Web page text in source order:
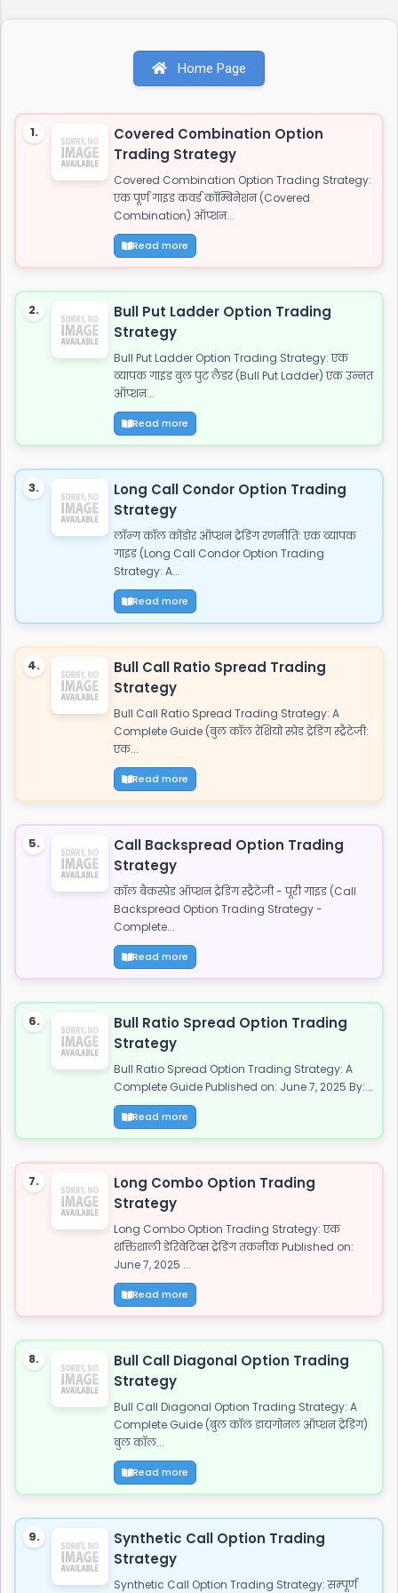
यारो के यार है जाट, और दुशमन के लिये तुफान है जाट, तभी
तो दुनिया कहती है बाप रे खतरनाक है जाट..!!" इस शायरी को
अटीट्यूड स्टेटस "ये आवाज नही जाट कि दहाड़ है, अकेले भी
खडे सामने हो जाये तो...
Home Page
1.
Covered Combination Option
Trading Strategy
Covered Combination Option Trading Strategy:
एक पूर्ण गाइड कवर्ड कॉम्बिनेशन (Covered
Combination) ऑप्शन...
Read more
2.
Bull Put Ladder Option Trading
Strategy
Bull Put Ladder Option Trading Strategy: एक
व्यापक गाइड बुल पुट लैडर (Bull Put Ladder) एक उन्नत
ऑप्शन...
Read more
3.
Long Call Condor Option Trading
Strategy
लॉन्ग कॉल कोंडोर ऑप्शन ट्रेडिंग रणनीति: एक व्यापक
गाइड (Long Call Condor Option Trading
Strategy: A...
Read more
4.
Bull Call Ratio Spread Trading
Strategy
Bull Call Ratio Spread Trading Strategy: A
Complete Guide (बुल कॉल रेशियो स्प्रेड ट्रेडिंग स्ट्रैटेजी:
एक...
Read more
5.
Call Backspread Option Trading
Strategy
कॉल बैकस्प्रेड ऑप्शन ट्रेडिंग स्ट्रैटेजी - पूरी गाइड (Call
Backspread Option Trading Strategy -
Complete...
Read more
6.
Bull Ratio Spread Option Trading
Strategy
Bull Ratio Spread Option Trading Strategy: A
Complete Guide Published on: June 7, 2025 By:...
Read more
7.
Long Combo Option Trading
Strategy
Long Combo Option Trading Strategy: एक
शक्तिशाली डेरिवेटिव्स ट्रेडिंग तकनीक Published on:
June 7, 2025 ...
Read more
8.
Bull Call Diagonal Option Trading
Strategy
Bull Call Diagonal Option Trading Strategy: A
Complete Guide (बुल कॉल डायगोनल ऑप्शन ट्रेडिंग)
बुल कॉल...
Read more
9.
Synthetic Call Option Trading
Strategy
Synthetic Call Option Trading Strategy: सम्पूर्ण